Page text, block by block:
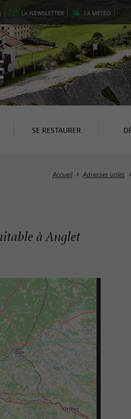
LA NEWSLETTER LA MÉTÉO
SE RESTAURER
Accueil Adresses utiles
à Anglet